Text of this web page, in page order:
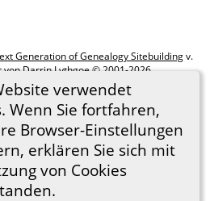
verwendet
Wenn Sie fortfahren,
Browser-Einstellungen
erklären Sie sich mit
von Cookies
Generation of Genealogy Sitebuildingv.
Darrin Lythgoe © 2001-2026.
e.V.. |Datenschutzerklärung
es zum Impressum
Webseite wechseln